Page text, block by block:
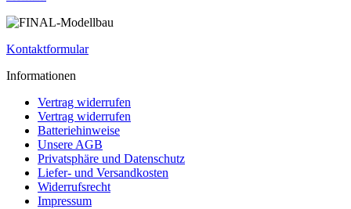
Kontaktformular
Informationen
Vertrag widerrufen
Vertrag widerrufen
Batteriehinweise
Unsere AGB
Privatsphäre und Datenschutz
Liefer- und Versandkosten
Widerrufsrecht
Impressum